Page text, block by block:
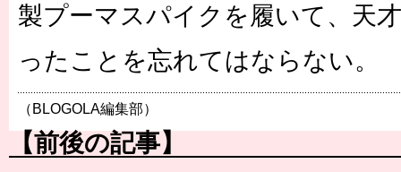
製プーマスパイクを履いて、天
ったことを忘れてはならない。
（BLOGOLA編集部）
【前後の記事】